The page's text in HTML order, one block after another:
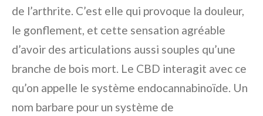
de l’arthrite. C’est elle qui provoque la douleur,
le gonflement, et cette sensation agréable
d’avoir des articulations aussi souples qu’une
branche de bois mort. Le CBD interagit avec ce
qu’on appelle le système endocannabinoïde. Un
nom barbare pour un système de